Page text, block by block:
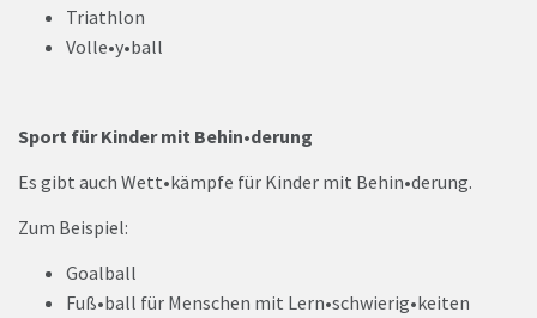
Triathlon
Volle•y•ball
Sport für Kinder mit Behin•derung
Es gibt auch Wett•kämpfe für Kinder mit Behin•derung.
Zum Beispiel:
Goalball
Fuß•ball für Menschen mit Lern•schwierig•keiten